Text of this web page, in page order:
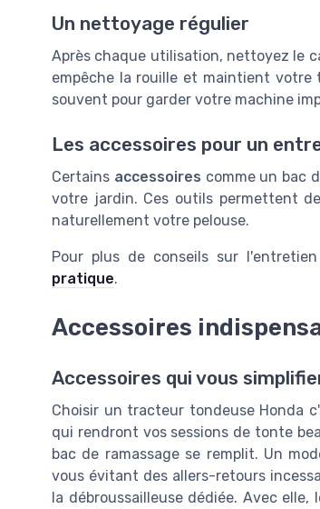
Un nettoyage régulier
Après chaque utilisation, nettoyez le
empêche la rouille et maintient
souvent pour garder votre machine
Les accessoires pour un
Certains accessoires comme un bac
votre jardin. Ces outils permettent
naturellement votre pelouse.
Pour plus de conseils sur
pratique.
Accessoires
Accessoires qui vous
Choisir un tracteur tondeuse Honda
qui rendront vos sessions de tonte
bac de ramassage se remplit. Un
vous évitant des allers-retours
la débroussailleuse dédiée. Avec